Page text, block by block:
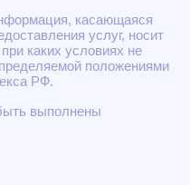
касающаяся
услуг, носит
каких условиях не
положениями
РФ.
выполнены